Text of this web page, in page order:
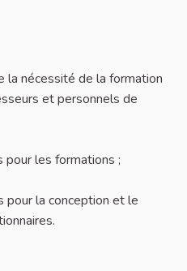
la nécessité de la formation
et personnels de
les formations ;
pour la conception et le